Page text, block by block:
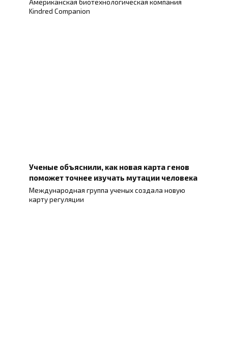
Американская биотехнологическая компания
Kindred Companion
Ученые объяснили, как новая карта генов
поможет точнее изучать мутации человека
Международная группа ученых создала новую
карту регуляции